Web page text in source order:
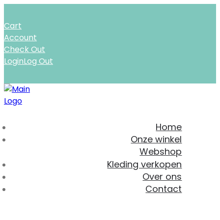
Cart
Account
Check Out
LoginLog Out
Home
Onze winkel
Webshop
Kleding verkopen
Over ons
Contact